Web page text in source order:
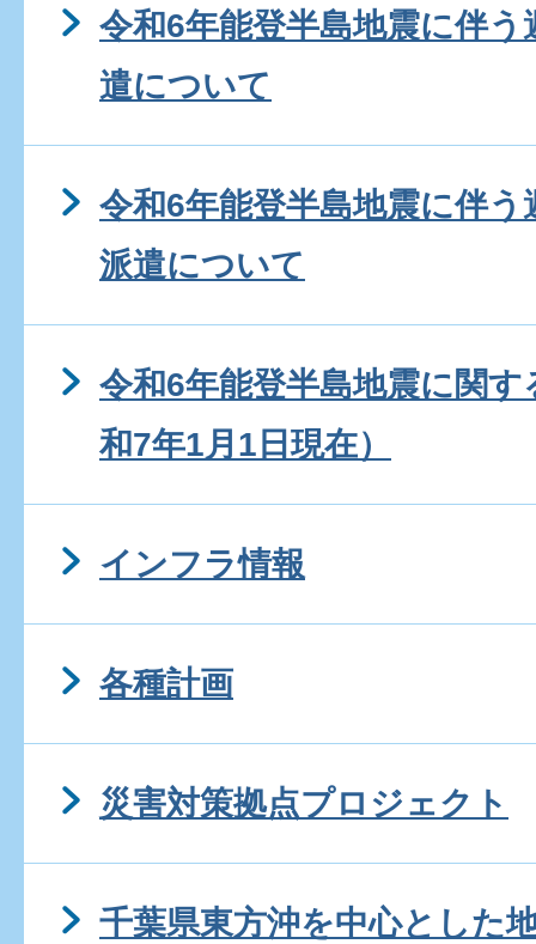
令和6年能登半島地震に伴
遣について
令和6年能登半島地震に伴
派遣について
令和6年能登半島地震に関
和7年1月1日現在）
インフラ情報
各種計画
災害対策拠点プロジェクト
千葉県東方沖を中心とした